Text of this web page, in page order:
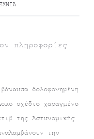
πληροφορίες
δολοφονημένη
σχέδιο χαραγμένο
της Αστυνομικής
την